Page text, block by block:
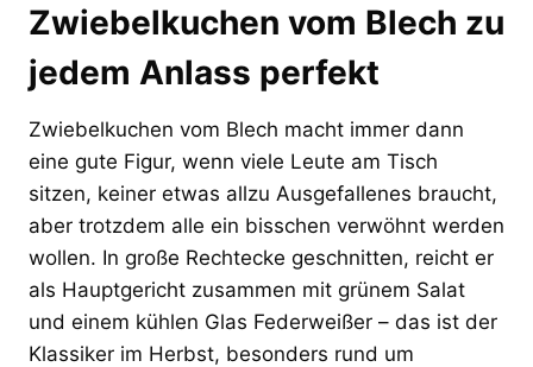
Zwiebelkuchen vom Blech zu
jedem Anlass perfekt
Zwiebelkuchen vom Blech macht immer dann
eine gute Figur, wenn viele Leute am Tisch
sitzen, keiner etwas allzu Ausgefallenes braucht,
aber trotzdem alle ein bisschen verwöhnt werden
wollen. In große Rechtecke geschnitten, reicht er
als Hauptgericht zusammen mit grünem Salat
und einem kühlen Glas Federweißer – das ist der
Klassiker im Herbst, besonders rund um